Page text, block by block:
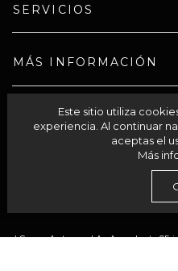
SERVICIOS
MÁS INFORMACIÓN
SÍGUENOS
CELTA SOLUCIONES SA PI DE
| Grupo Autocom|Av Acueducto 95-
Este sitio utiliza
experiencia. Al continuar
aceptas el
Más